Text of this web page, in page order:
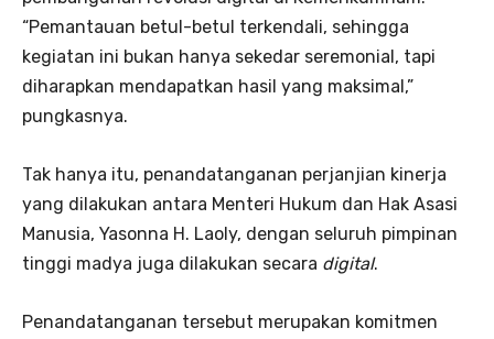
“Pemantauan betul-betul terkendali, sehingga
kegiatan ini bukan hanya sekedar seremonial, tapi
diharapkan mendapatkan hasil yang maksimal,”
pungkasnya.
Tak hanya itu, penandatanganan perjanjian kinerja
yang dilakukan antara Menteri Hukum dan Hak Asasi
Manusia, Yasonna H. Laoly, dengan seluruh pimpinan
tinggi madya juga dilakukan secara digital.
Penandatanganan tersebut merupakan komitmen